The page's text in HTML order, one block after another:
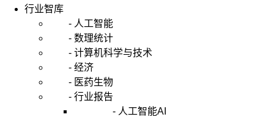
行业智库
- 人工智能
- 数理统计
- 计算机科学与技术
- 经济
- 医药生物
- 行业报告
- 人工智能AI